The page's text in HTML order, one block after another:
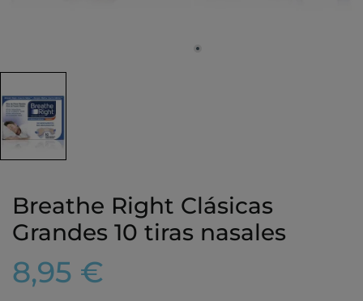
Breathe Right Clásicas
Grandes 10 tiras nasales
8,95 €